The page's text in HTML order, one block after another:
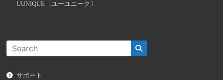
UUNIQUE〔ユーユニーク〕
サポート